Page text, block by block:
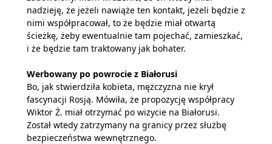
nadzieję, że jeżeli nawiąże ten kontakt, jeżeli będzie z
nimi współpracował, to że będzie miał otwartą
ścieżkę, żeby ewentualnie tam pojechać, zamieszkać,
i że będzie tam traktowany jak bohater.
Werbowany po powrocie z Białorusi
Bo, jak stwierdziła kobieta, mężczyzna nie krył
fascynacji Rosją. Mówiła, że propozycję współpracy
Wiktor Ź. miał otrzymać po wizycie na Białorusi.
Został wtedy zatrzymany na granicy przez służbę
bezpieczeństwa wewnętrznego.